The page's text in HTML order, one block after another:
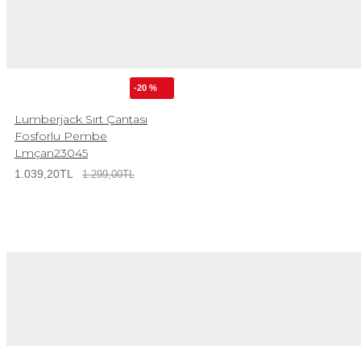
-20 %
Lumberjack Sırt Çantası
Fosforlu Pembe
Lmçan23045
1.039,20TL 1.299,00TL